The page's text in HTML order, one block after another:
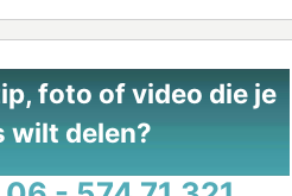
foto of video die je
wilt delen?